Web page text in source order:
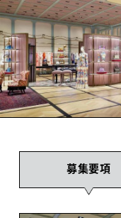
募集要項